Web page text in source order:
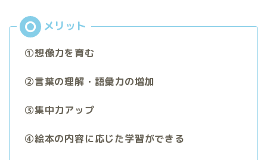
①想像力を育む
②言葉の理解・語彙力の増加
③集中力アップ
④絵本の内容に応じた学習ができる